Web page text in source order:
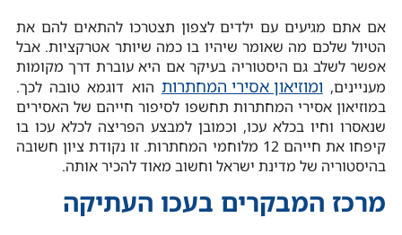
אם אתם מגיעים עם ילדים לצפון תצטרכו להתאים להם את
הטיול שלכם מה שאומר שיהיו בו כמה שיותר אטרקציות. אבל
אפשר לשלב גם היסטוריה בעיקר אם היא עוברת דרך מקומות
מעניינים, ומוזיאון אסירי המחתרות הוא דוגמא טובה לכך.
במוזיאון אסירי המחתרות תחשפו לסיפור חייהם של האסירים
שנאסרו וחיו בכלא עכו, וכמובן למבצע הפריצה לכלא עכו בו
קיפחו את חייהם 12 מלוחמי המחתרות. זו נקודת ציון חשובה
בהיסטוריה של מדינת ישראל וחשוב מאוד להכיר אותה.
מרכז המבקרים בעכו העתיקה